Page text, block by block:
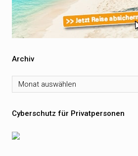
Archiv
Archiv
Cyberschutz für Privatpersonen